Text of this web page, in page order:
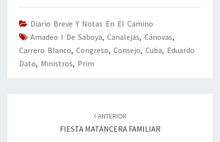
o
o
k
er dI
n
l
p
ar
tir
Diario Breve Y Notas En El Camino
Amadeo I De Saboya, Canalejas, Cánovas,
Carrero Blanco, Congreso, Consejo, Cuba, Eduardo
Dato, Ministros, Prim
ANTERIOR
FIESTA MATANCERA FAMILIAR